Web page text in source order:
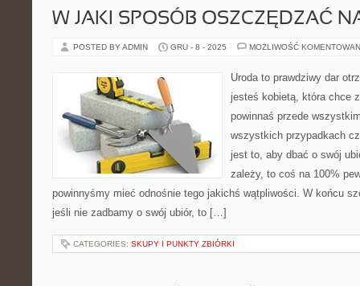
W JAKI SPOSÓB OSZCZĘDZAĆ
POSTED BY ADMIN GRU - 8 - 2025 MOŻLIWOŚĆ
Uroda to prawdziwy dar
jesteś kobietą, która chce
powinnaś przede
wszystkich przypadkach
jest to, aby dbać o swój
zależy, to coś na 100%
powinnyśmy mieć odnośnie tego jakichś wątpliwości. W końcu
jeśli nie zadbamy o swój ubiór, to […]
CATEGORIES: SKUPY I PUNKTY ZBIÓRKI